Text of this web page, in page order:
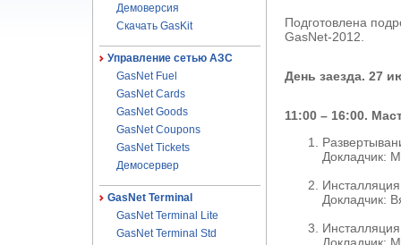
Демоверсия
Скачать GasKit
Управление сетью АЗС
GasNet Fuel
GasNet Cards
GasNet Goods
GasNet Coupons
GasNet Tickets
Демосервер
GasNet Terminal
GasNet Terminal Lite
GasNet Terminal Std
Подготовлена
GasNet-2012.
День заезда. 27
11:00 – 16:00.
Докладчик:
Докладчик: